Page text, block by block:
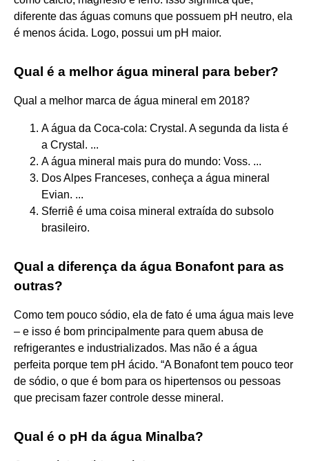
diferente das águas comuns que possuem pH neutro, ela
é menos ácida. Logo, possui um pH maior.
Qual é a melhor água mineral para beber?
Qual a melhor marca de água mineral em 2018?
A água da Coca-cola: Crystal. A segunda da lista é
a Crystal. ...
A água mineral mais pura do mundo: Voss. ...
Dos Alpes Franceses, conheça a água mineral
Evian. ...
Sferriê é uma coisa mineral extraída do subsolo
brasileiro.
Qual a diferença da água Bonafont para as
outras?
Como tem pouco sódio, ela de fato é uma água mais leve
– e isso é bom principalmente para quem abusa de
refrigerantes e industrializados. Mas não é a água
perfeita porque tem pH ácido. “A Bonafont tem pouco teor
de sódio, o que é bom para os hipertensos ou pessoas
que precisam fazer controle desse mineral.
Qual é o pH da água Minalba?